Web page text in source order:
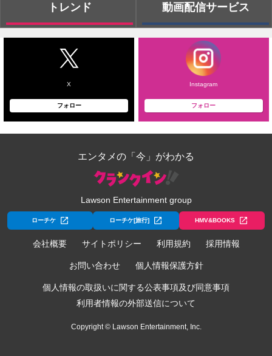
トレンド 動画配信サービス
X
フォロー
Instagram
フォロー
エンタメの「今」がわかる
Lawson Entertainment group
ローチケ ローチケ[旅行] HMV&BOOKS
会社概要 サイトポリシー 利用規約 採用情報
お問い合わせ 個人情報保護方針
個人情報の取扱いに関する公表事項及び同意事項
利用者情報の外部送信について
Copyright © Lawson Entertainment, Inc.